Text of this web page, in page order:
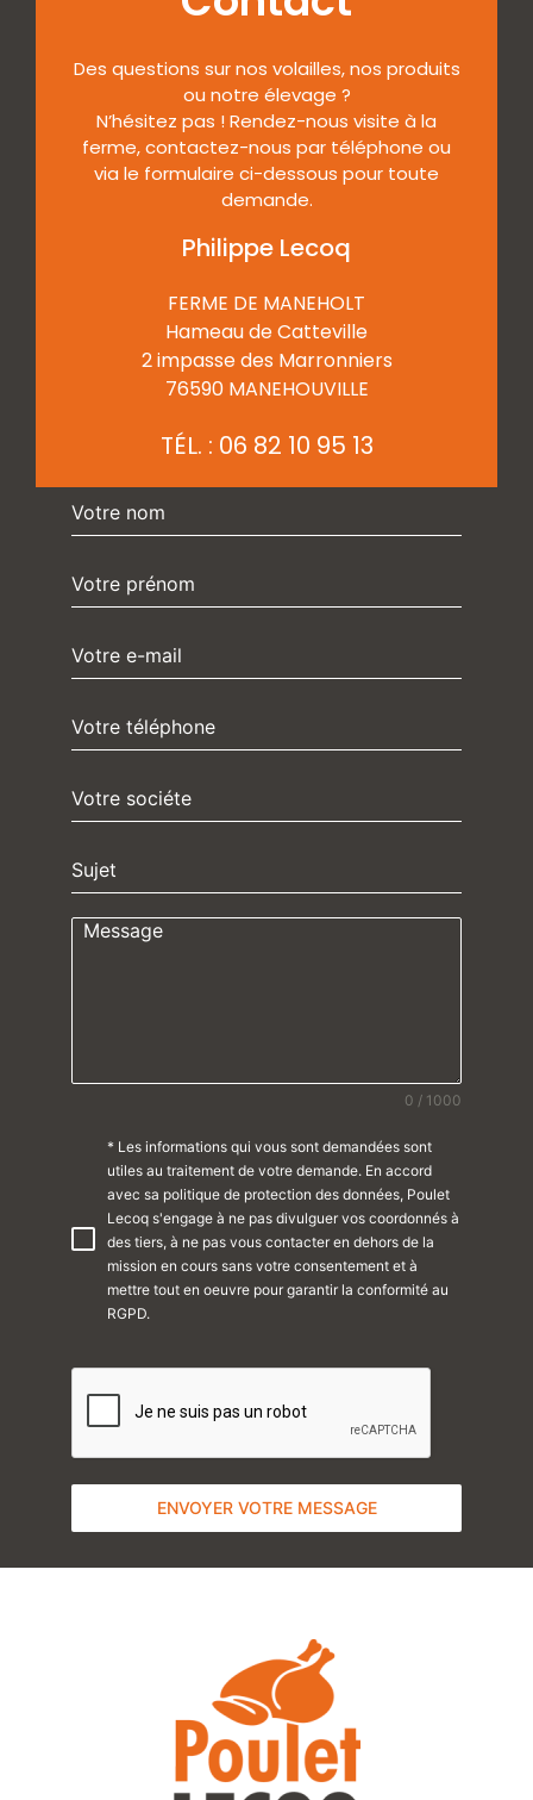
Des questions sur nos volailles, nos produits
ou notre élevage ?
N’hésitez pas ! Rendez-nous visite à la
ferme, contactez-nous par téléphone ou
via le formulaire ci-dessous pour toute
demande.
Philippe Lecoq
FERME DE MANEHOLT
Hameau de Catteville
2 impasse des Marronniers
76590 MANEHOUVILLE
TÉL. : 06 82 10 95 13
0 / 1000
* Les informations qui vous sont demandées sont
utiles au traitement de votre demande. En accord
avec sa politique de protection des données, Poulet
Lecoq s'engage à ne pas divulguer vos coordonnés à
des tiers, à ne pas vous contacter en dehors de la
mission en cours sans votre consentement et à
mettre tout en oeuvre pour garantir la conformité au
RGPD.
ENVOYER VOTRE MESSAGE